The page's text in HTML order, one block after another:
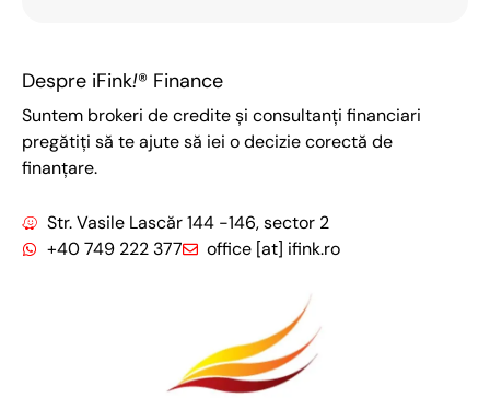
Despre iFink!® Finance
Suntem brokeri de credite și consultanți financiari
pregătiți să te ajute să iei o decizie corectă de
finanțare.
Str. Vasile Lascăr 144 -146, sector 2
+40 749 222 377
office [at] ifink.ro